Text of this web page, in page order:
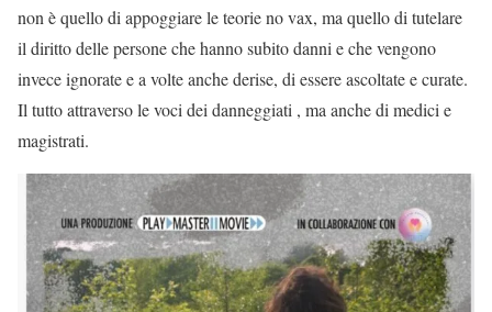
non è quello di appoggiare le teorie no vax, ma quello di tutelare
il diritto delle persone che hanno subito danni e che vengono
invece ignorate e a volte anche derise, di essere ascoltate e curate.
Il tutto attraverso le voci dei danneggiati , ma anche di medici e
magistrati.